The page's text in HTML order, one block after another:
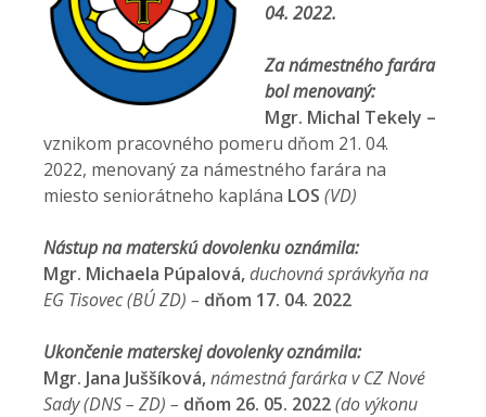
04. 2022.
Za námestného farára
bol menovaný:
Mgr. Michal Tekely –
vznikom pracovného pomeru dňom 21. 04.
2022, menovaný za námestného farára na
miesto seniorátneho kaplána LOS (VD)
Nástup na materskú dovolenku oznámila:
Mgr. Michaela Púpalová,duchovná správkyňa na
EG Tisovec (BÚ ZD) – dňom 17. 04. 2022
Ukončenie materskej dovolenky oznámila:
Mgr. Jana Juššíková,námestná farárka v CZ Nové
Sady (DNS – ZD) – dňom 26. 05. 2022(do výkonu